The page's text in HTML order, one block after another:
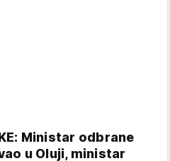
Ministar odbrane
u Oluji, ministar